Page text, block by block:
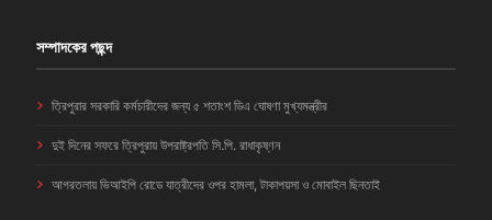
সম্পাদকের পছন্দ
ত্রিপুরার সরকারি কর্মচারীদের জন্য ৫ শতাংশ ডিএ ঘোষণা মুখ্যমন্ত্রীর
দুই দিনের সফরে ত্রিপুরায় উপরাষ্ট্রপতি সি.পি. রাধাকৃষ্ণন
আগরতলায় ভিআইপি রোডে যাত্রীদের ওপর হামলা, টাকাপয়সা ও মোবাইল ছিনতাই